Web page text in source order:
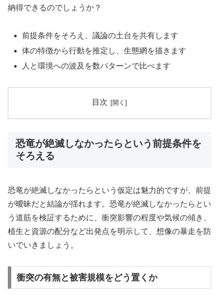
納得できるのでしょうか？
前提条件をそろえ、議論の土台を共有します
体の特徴から行動を推定し、生態網を描きます
人と環境への波及を数パターンで比べます
目次
恐竜が絶滅しなかったらという前提条件を
そろえる
恐竜が絶滅しなかったらという仮定は魅力的ですが、前提
が曖昧だと結論が揺れます。恐竜が絶滅しなかったらとい
う道筋を検証するために、衝突影響の程度や気候の傾き、
植生と資源の配分など出発点を明示して、想像の暴走を防
いでいきましょう。
衝突の有無と被害規模をどう置くか